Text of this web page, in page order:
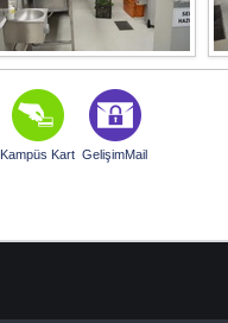
Kampüs Kart GelişimMail